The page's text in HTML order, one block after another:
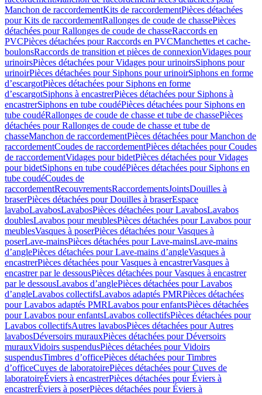
Manchon de raccordementKits de raccordementPièces détachées
pour Kits de raccordementRallonges de coude de chassePièces
détachées pour Rallonges de coude de chasseRaccords en
PVCPièces détachées pour Raccords en PVCManchettes et cache-
boulonsRaccords de transition et pièces de connexionVidages pour
urinoirsPièces détachées pour Vidages pour urinoirsSiphons pour
urinoirPièces détachées pour Siphons pour urinoirSiphons en forme
d’escargotPièces détachées pour Siphons en forme
d’escargotSiphons à encastrerPièces détachées pour Siphons à
encastrerSiphons en tube coudéPièces détachées pour Siphons en
tube coudéRallonges de coude de chasse et tube de chassePièces
détachées pour Rallonges de coude de chasse et tube de
chasseManchon de raccordementPièces détachées pour Manchon de
raccordementCoudes de raccordementPièces détachées pour Coudes
de raccordementVidages pour bidetPièces détachées pour Vidages
pour bidetSiphons en tube coudéPièces détachées pour Siphons en
tube coudéCoudes de
raccordementRecouvrementsRaccordementsJointsDouilles à
braserPièces détachées pour Douilles à braserEspace
lavaboLavabosLavabosPièces détachées pour LavabosLavabos
doublesLavabos pour meublesPièces détachées pour Lavabos pour
meublesVasques à poserPièces détachées pour Vasques à
poserLave-mainsPièces détachées pour Lave-mainsLave-mains
d’anglePièces détachées pour Lave-mains d’angleVasques à
encastrerPièces détachées pour Vasques à encastrerVasques à
encastrer par le dessousPièces détachées pour Vasques à encastrer
par le dessousLavabos d’anglePièces détachées pour Lavabos
d’angleLavabos collectifsLavabos adaptés PMRPièces détachées
pour Lavabos adaptés PMRLavabos pour enfantsPièces détachées
pour Lavabos pour enfantsLavabos collectifsPièces détachées pour
Lavabos collectifsAutres lavabosPièces détachées pour Autres
lavabosDéversoirs murauxPièces détachées pour Déversoirs
murauxVidoirs suspendusPièces détachées pour Vidoirs
suspendusTimbres dʼofficePièces détachées pour Timbres
dʼofficeCuves de laboratoirePièces détachées pour Cuves de
laboratoireÉviers à encastrerPièces détachées pour Éviers à
encastrerÉviers à poserPièces détachées pour Éviers à